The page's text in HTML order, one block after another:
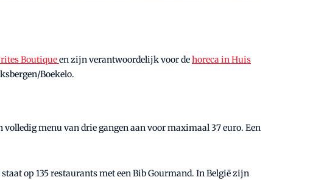
Boutiqueen zijn verantwoordelijk voor dehoreca in Huis
Boekelo.
menu van drie gangen aan voor maximaal 37 euro. Een
op 135 restaurants met een Bib Gourmand. In België zijn